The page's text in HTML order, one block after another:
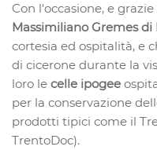
Con l'occasione, e
Massimiliano Gremes di
cortesia ed ospitalità, e
di cicerone durante la
loro le celle ipogee
per la conservazione
prodotti tipici come il
TrentoDoc).